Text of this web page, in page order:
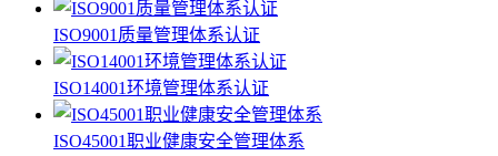
ISO9001质量管理体系认证
ISO14001环境管理体系认证
ISO45001职业健康安全管理体系